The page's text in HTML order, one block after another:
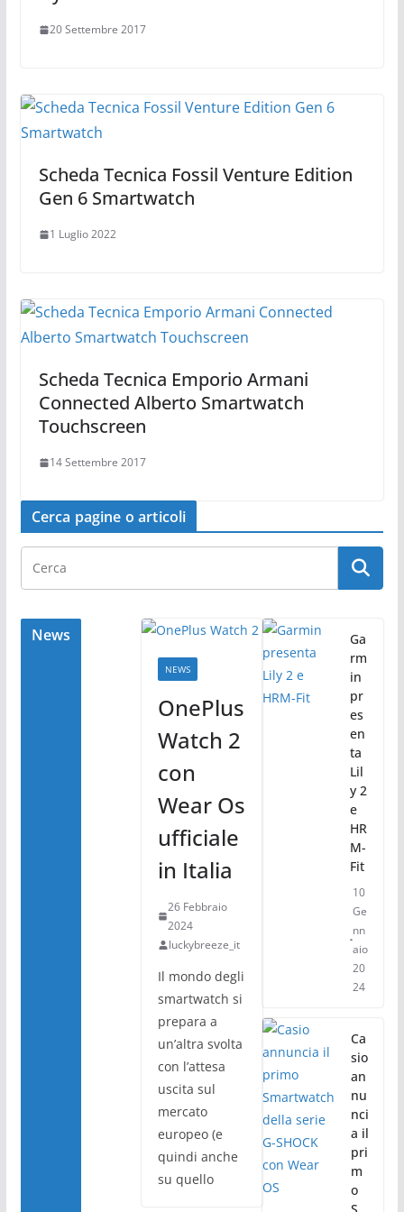
20 Settembre 2017
Scheda Tecnica Fossil Venture Edition
Gen 6 Smartwatch
1 Luglio 2022
Scheda Tecnica Emporio Armani
Connected Alberto Smartwatch
Touchscreen
14 Settembre 2017
Cerca pagine o articoli
News
NEWS
OnePlus
Watch 2
con
Wear Os
ufficiale
in Italia
26 Febbraio
2024
luckybreeze_it
Il mondo degli
smartwatch si
prepara a
un’altra svolta
con l’attesa
uscita sul
mercato
europeo (e
quindi anche
su quello
Ga
rm
in
pr
es
en
ta
Lil
y 2
e
HR
M-
Fit
10
Ge
nn
aio
20
24
Ca
sio
an
nu
nci
a il
pri
m
o